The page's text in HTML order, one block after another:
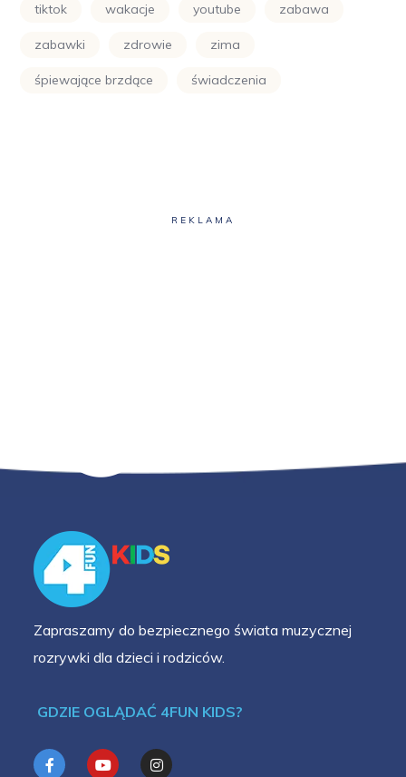
tiktok wakacje youtube zabawa
zabawki zdrowie zima
śpiewające brzdące świadczenia
REKLAMA
Zapraszamy do bezpiecznego świata muzycznej
rozrywki dla dzieci i rodziców.
GDZIE OGLĄDAĆ 4FUN KIDS?